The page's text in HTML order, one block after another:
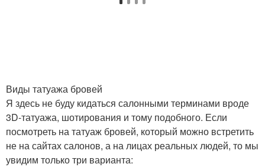
Виды татуажа бровей
Я здесь не буду кидаться салонными терминами вроде
3D-татуажа, шотирования и тому подобного. Если
посмотреть на татуаж бровей, который можно встретить
не на сайтах салонов, а на лицах реальных людей, то мы
увидим только три варианта: